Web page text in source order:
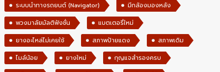
ระบบนำทางรถยนต์ (Navigator)
มีกล้องมองหลัง
พวงมาลัยมัลติฟังชั่น
แบตเตอรี่ใหม่
ยางอะไหล่ไม่เคยใช้
สภาพป้ายแดง
สภาพเดิม
ไมล์น้อย
ยางใหม่
กุญแจสำรองครบ